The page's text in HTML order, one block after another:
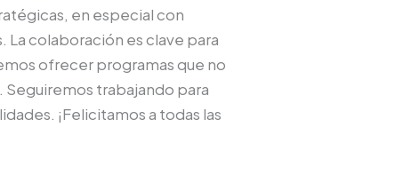
en especial con
colaboración es clave para
ofrecer programas que no
Seguiremos trabajando para
¡Felicitamos a todas las